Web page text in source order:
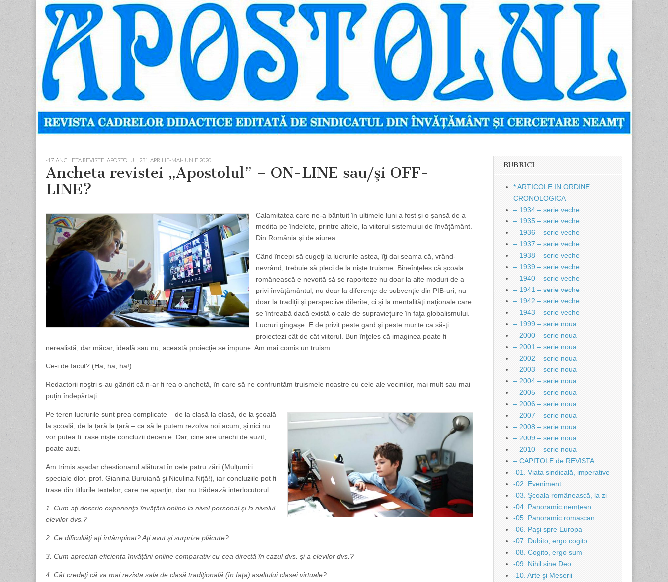
Apostolul
Revista
cadrelor
didactice
din
judetul
Neamt
content
-17. ANCHETA REVISTEI APOSTOLUL 231, APRILIE-MAI-IUNIE 2020
Ancheta revistei „Apostolul” – ON-LINE sau/şi OFF-
LINE?
Calamitatea care ne-a bântuit în ultimele luni a fost şi o şansă de a
medita pe îndelete, printre altele, la viitorul sistemului de învăţământ.
Din România şi de aiurea.
Când începi să cugeţi la lucrurile astea, îţi dai seama că, vrând-
nevrând, trebuie să pleci de la nişte truisme. Bineînţeles că şcoala
românească e nevoită să se raporteze nu doar la alte moduri de a
privi învăţământul, nu doar la diferenţe de subvenţie din PIB-uri, nu
doar la tradiţii şi perspective diferite, ci şi la mentalităţi naţionale care
se întreabă dacă există o cale de supravieţuire în faţa globalismului.
Lucruri gingaşe. E de privit peste gard şi peste munte ca să-ţi
proiectezi cât de cât viitorul. Bun înţeles că imaginea poate fi
nerealistă, dar măcar, ideală sau nu, această proiecţie se impune. Am mai comis un truism.
Ce-i de făcut? (Hă, hă, hă!)
Redactorii noştri s-au gândit că n-ar fi rea o anchetă, în care să ne confruntăm truismele noastre cu cele ale vecinilor, mai mult sau mai
puţin îndepărtaţi.
Pe teren lucrurile sunt prea complicate – de la clasă la clasă, de la şcoală
la şcoală, de la ţară la ţară – ca să le putem rezolva noi acum, şi nici nu
vor putea fi trase nişte concluzii decente. Dar, cine are urechi de auzit,
poate auzi.
Am trimis aşadar chestionarul alăturat în cele patru zări (Mulţumiri
speciale dlor. prof. Gianina Buruiană şi Niculina Niţă!), iar concluziile pot fi
trase din titlurile textelor, care ne aparţin, dar nu trădează interlocutorul.
1. Cum aţi descrie experienţa învăţării online la nivel personal şi la nivelul
elevilor dvs.?
2. Ce dificultăţi aţi întâmpinat? Aţi avut şi surprize plăcute?
3. Cum apreciaţi eficienţa învăţării online comparativ cu cea directă în cazul dvs. şi a elevilor dvs.?
4. Cât credeţi că va mai rezista sala de clasă tradiţională (în faţa) asaltului clasei virtuale?
RUBRICI
* ARTICOLE IN ORDINE
CRONOLOGICA
– 1934 – serie veche
– 1935 – serie veche
– 1936 – serie veche
– 1937 – serie veche
– 1938 – serie veche
– 1939 – serie veche
– 1940 – serie veche
– 1941 – serie veche
– 1942 – serie veche
– 1943 – serie veche
– 1999 – serie noua
– 2000 – serie noua
– 2001 – serie noua
– 2002 – serie noua
– 2003 – serie noua
– 2004 – serie noua
– 2005 – serie noua
– 2006 – serie noua
– 2007 – serie noua
– 2008 – serie noua
– 2009 – serie noua
– 2010 – serie noua
– CAPITOLE de REVISTA
-01. Viata sindicală, imperative
-02. Eveniment
-03. Şcoala românească, la zi
-04. Panoramic nemțean
-05. Panoramic romașcan
-06. Paşi spre Europa
-07. Dubito, ergo cogito
-08. Cogito, ergo sum
-09. Nihil sine Deo
-10. Arte şi Meserii